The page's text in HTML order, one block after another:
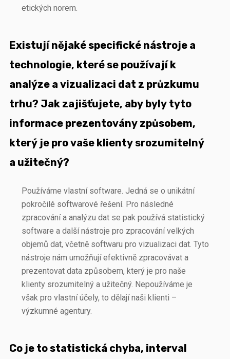
etických norem.
Existují nějaké specifické nástroje a
technologie, které se používají k
analýze a vizualizaci dat z průzkumu
trhu? Jak zajišťujete, aby byly tyto
informace prezentovány způsobem,
který je pro vaše klienty srozumitelný
a užitečný?
Používáme vlastní software. Jedná se o unikátní
pokročilé softwarové řešení. Pro následné
zpracování a analýzu dat se pak používá statistický
software a další nástroje pro zpracování velkých
objemů dat, včetně softwaru pro vizualizaci dat. Tyto
nástroje nám umožňují efektivně zpracovávat a
prezentovat data způsobem, který je pro naše
klienty srozumitelný a užitečný. Nepoužíváme je
však pro vlastní účely, to dělají naši klienti –
výzkumné agentury.
Co je to statistická chyba, interval